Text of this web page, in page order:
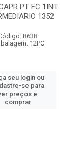
PT FC 1INT
1352
8638
12PC
seu login ou
se para
preços e
comprar